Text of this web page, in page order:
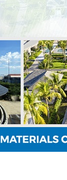
HD
PLUS